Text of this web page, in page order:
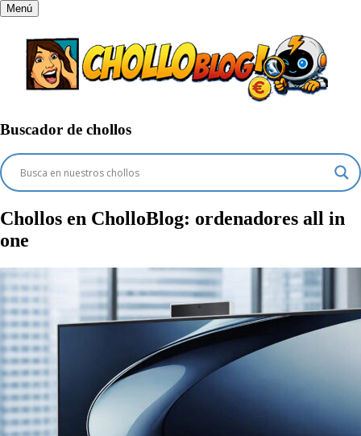
Menú
Buscador de chollos
Chollos en CholloBlog: ordenadores all in
one